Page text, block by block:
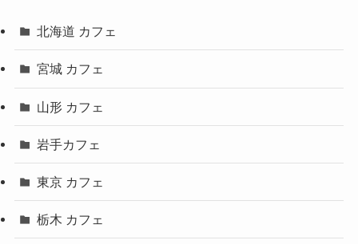
北海道 カフェ
宮城 カフェ
山形 カフェ
岩手カフェ
東京 カフェ
栃木 カフェ